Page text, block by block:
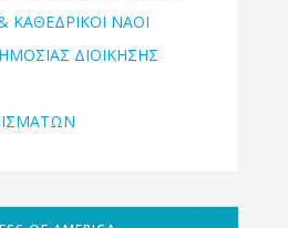
ΚΑΘΕΔΡΙΚΟΊ ΝΑΟΊ
ΔΙΟΊΚΗΣΗΣ